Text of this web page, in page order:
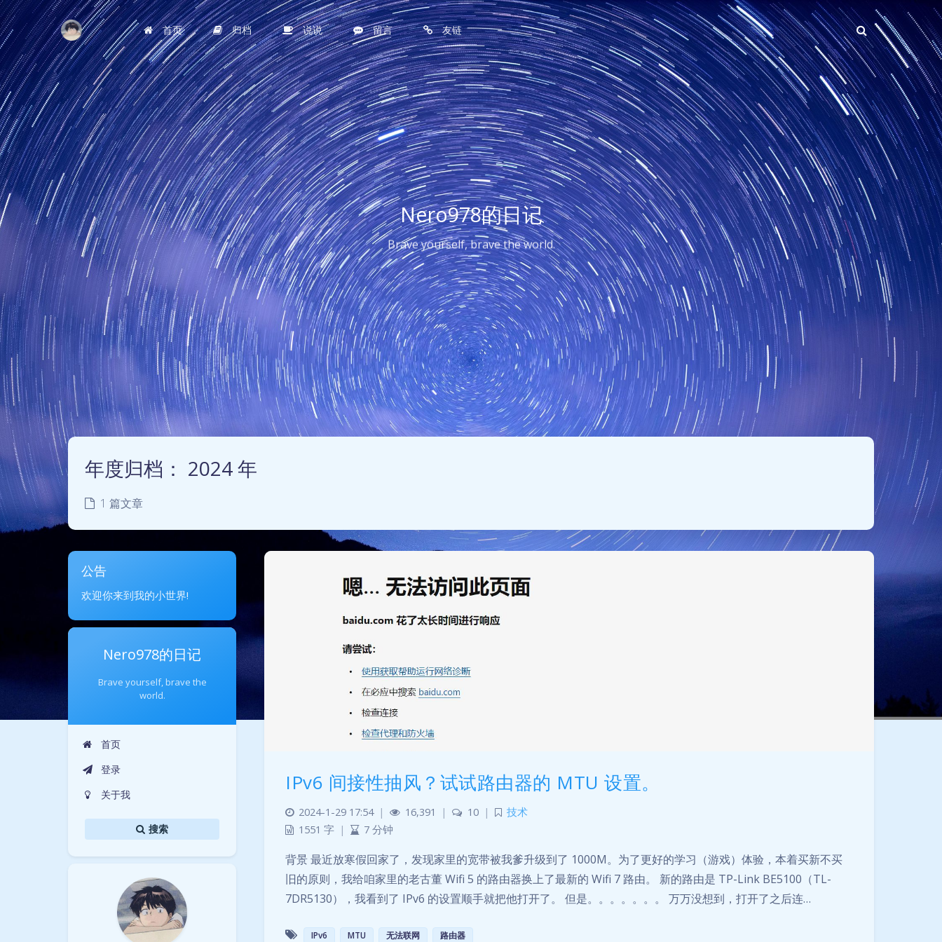
首页 归档 说说 留言 友链
Nero978的日记
Brave yourself, brave the world.
关闭 日落 暗化
年度归档： 2024 年
1 篇文章
公告
欢迎你来到我的小世界!
Nero978的日记
Brave yourself, brave the
world.
首页
登录
关于我
搜索
IPv6 间接性抽风？试试路由器的 MTU 设置。
2024-1-29 17:54 | 16,391 | 10 |
技术
1551 字 | 7 分钟
背景 最近放寒假回家了，发现家里的宽带被我爹升级到了 1000M。为了更好的学习（游戏）体验，本着买新不买
旧的原则，我给咱家里的老古董 Wifi 5 的路由器换上了最新的 Wifi 7 路由。 新的路由是 TP-Link BE5100（TL-
7DR5130），我看到了 IPv6 的设置顺手就把他打开了。 但是。。。。。。。 万万没想到，打开了之后连…
IPv6 MTU 无法联网 路由器